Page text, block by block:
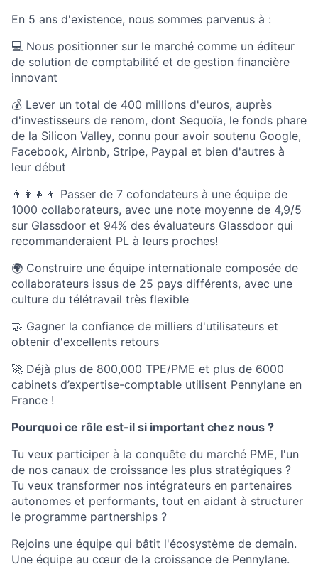
En 5 ans d'existence, nous sommes parvenus à :
💻 Nous positionner sur le marché comme un éditeur
de solution de comptabilité et de gestion financière
innovant
💰 Lever un total de 400 millions d'euros, auprès
d'investisseurs de renom, dont Sequoïa, le fonds phare
de la Silicon Valley, connu pour avoir soutenu Google,
Facebook, Airbnb, Stripe, Paypal et bien d'autres à
leur début
👨‍👩‍👧‍👦 Passer de 7 cofondateurs à une équipe de
1000 collaborateurs, avec une note moyenne de 4,9/5
sur Glassdoor et 94% des évaluateurs Glassdoor qui
recommanderaient PL à leurs proches!
🌍 Construire une équipe internationale composée de
collaborateurs issus de 25 pays différents, avec une
culture du télétravail très flexible
🤝 Gagner la confiance de milliers d'utilisateurs et
obtenir d'excellents retours
🚀 Déjà plus de 800,000 TPE/PME et plus de 6000
cabinets d’expertise-comptable utilisent Pennylane en
France !
Pourquoi ce rôle est-il si important chez nous ?
Tu veux participer à la conquête du marché PME, l'un
de nos canaux de croissance les plus stratégiques ?
Tu veux transformer nos intégrateurs en partenaires
autonomes et performants, tout en aidant à structurer
le programme partnerships ?
Rejoins une équipe qui bâtit l'écosystème de demain.
Une équipe au cœur de la croissance de Pennylane.